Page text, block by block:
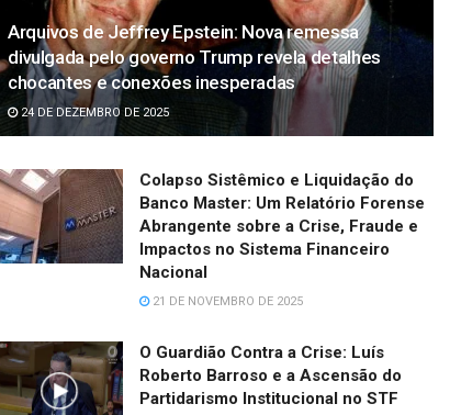
Arquivos de Jeffrey Epstein: Nova remessa
divulgada pelo governo Trump revela detalhes
chocantes e conexões inesperadas
24 DE DEZEMBRO DE 2025
Colapso Sistêmico e Liquidação do
Banco Master: Um Relatório Forense
Abrangente sobre a Crise, Fraude e
Impactos no Sistema Financeiro
Nacional
21 DE NOVEMBRO DE 2025
O Guardião Contra a Crise: Luís
Roberto Barroso e a Ascensão do
Partidarismo Institucional no STF